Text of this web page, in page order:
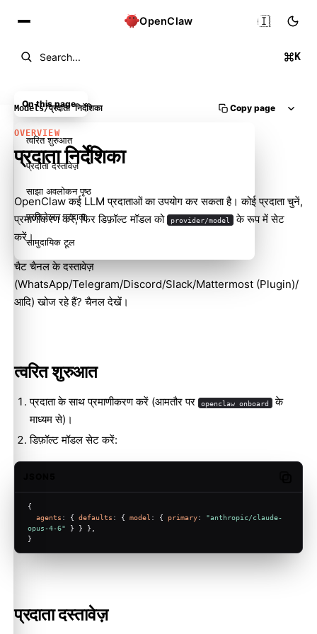
OpenClaw
Search... K
🇮🇳
Models/प्रदाता निर्देशिका Copy page
OVERVIEW
प्रदाता निर्देशिका
OpenClaw कई LLM प्रदाताओं का उपयोग कर सकता है। कोई प्रदाता चुनें,
प्रमाणीकरण करें, फिर डिफ़ॉल्ट मॉडल को
provider/model के रूप में सेट
करें।
चैट चैनल के दस्तावेज़
(WhatsApp/Telegram/Discord/Slack/Mattermost (Plugin)/
आदि) खोज रहे हैं?चैनलदेखें।
त्वरित शुरुआत
प्रदाता के साथ प्रमाणीकरण करें (आमतौर पर openclaw onboard
के
माध्यम से)।
डिफ़ॉल्ट मॉडल सेट करें:
{
agents : { defaults : { model : { primary: "anthropic/claude-
opus-4-6" } } },
}
प्रदाता दस्तावेज़
On this page
त्वरित शुरुआत
प्रदाता दस्तावेज़
साझा अवलोकन पृष्ठ
प्रतिलेखन प्रदाता
सामुदायिक टूल